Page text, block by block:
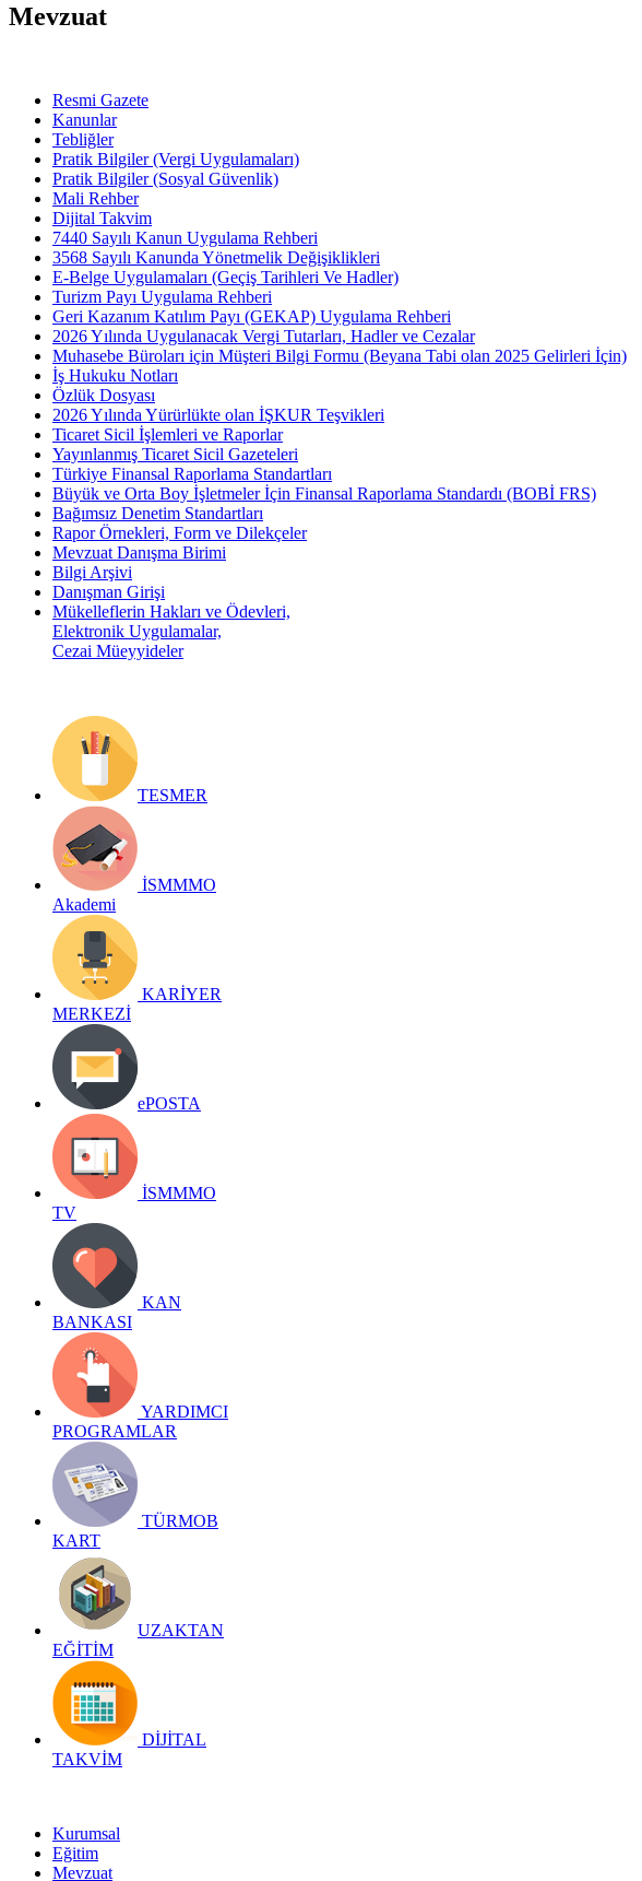
Mevzuat
Resmi Gazete
Kanunlar
Tebliğler
Pratik Bilgiler (Vergi Uygulamaları)
Pratik Bilgiler (Sosyal Güvenlik)
Mali Rehber
Dijital Takvim
7440 Sayılı Kanun Uygulama Rehberi
3568 Sayılı Kanunda Yönetmelik Değişiklikleri
E-Belge Uygulamaları (Geçiş Tarihleri Ve Hadler)
Turizm Payı Uygulama Rehberi
Geri Kazanım Katılım Payı (GEKAP) Uygulama Rehberi
2026 Yılında Uygulanacak Vergi Tutarları, Hadler ve Cezalar
Muhasebe Büroları için Müşteri Bilgi Formu (Beyana Tabi olan 2025 Gelirleri İçin)
İş Hukuku Notları
Özlük Dosyası
2026 Yılında Yürürlükte olan İŞKUR Teşvikleri
Ticaret Sicil İşlemleri ve Raporlar
Yayınlanmış Ticaret Sicil Gazeteleri
Türkiye Finansal Raporlama Standartları
Büyük ve Orta Boy İşletmeler İçin Finansal Raporlama Standardı (BOBİ FRS)
Bağımsız Denetim Standartları
Rapor Örnekleri, Form ve Dilekçeler
Mevzuat Danışma Birimi
Bilgi Arşivi
Danışman Girişi
Mükelleflerin Hakları ve Ödevleri,
Elektronik Uygulamalar,
Cezai Müeyyideler
TESMER
İSMMMO
Akademi
KARİYER
MERKEZİ
ePOSTA
İSMMMO
TV
KAN
BANKASI
YARDIMCI
PROGRAMLAR
TÜRMOB
KART
UZAKTAN
EĞİTİM
DİJİTAL
TAKVİM
Kurumsal
Eğitim
Mevzuat